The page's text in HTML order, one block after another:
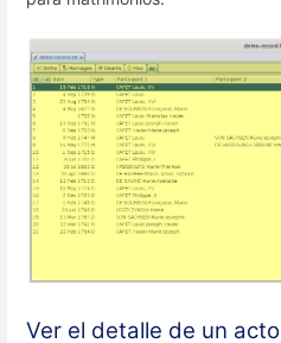
Ver el detalle de un acto